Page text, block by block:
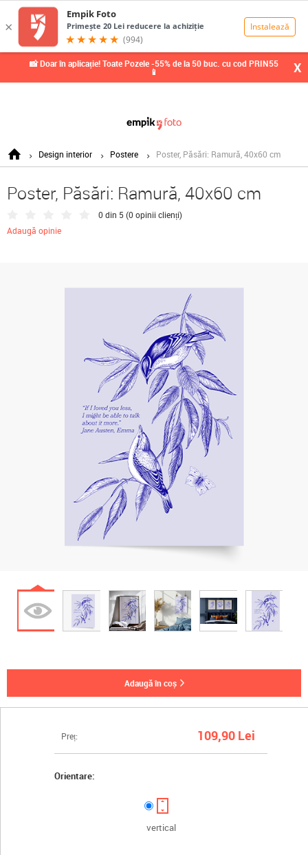
📸 Doar în aplicație! Toate Pozele -55% de la 50 buc. cu cod PRIN55
📱 X
Design interior Postere Poster, Păsări: Ramură, 40x60 cm
Poster, Păsări: Ramură, 40x60 cm
0 din 5 (0 opinii clienți)
Adaugă opinie
Preț: 109,90 Lei
Orientare:
vertical
adaugă în coș